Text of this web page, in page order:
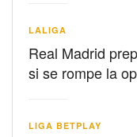
LALIGA
Real Madrid
si se rompe la
LIGA BETPLAY